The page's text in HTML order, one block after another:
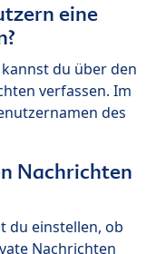
eine
du über den
verfassen. Im
des
Nachrichten
du einstellen, ob
Nachrichten